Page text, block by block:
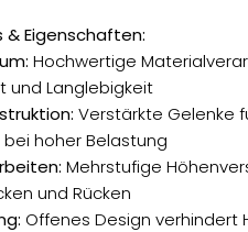
& Eigenschaften:
Hochwertige
und Langlebigkeit
Verstärkte Gelenke
hoher Belastung
Mehrstufige
und Rücken
Offenes Design verhindert